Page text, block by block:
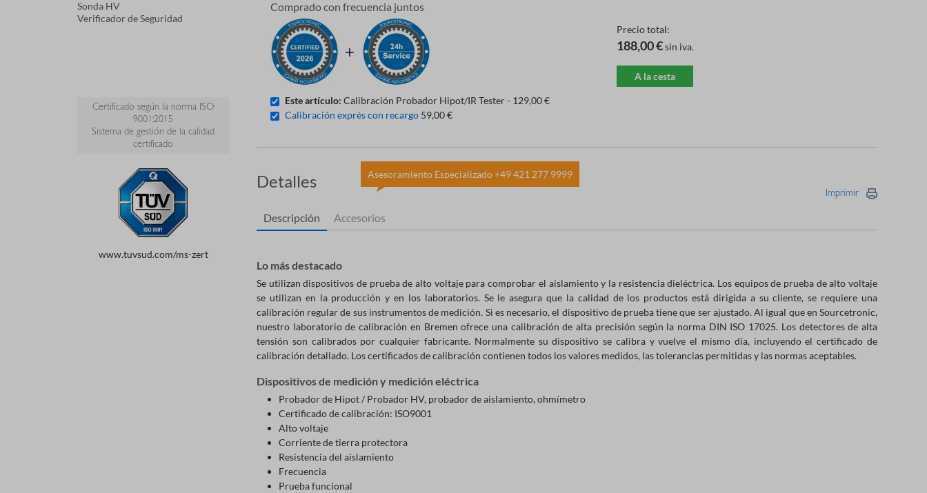
Sonda HV
Verificador de Seguridad
Certificado según la norma ISO
9001:2015
Sistema de gestión de la calidad
certificado
www.tuvsud.com/ms-zert
Comprado con frecuencia juntos
Precio total:
188,00 €sin iva.
A la cesta
Este artículo: Calibración Probador Hipot/IR Tester - 129,00 €
Calibración exprés con recargo 59,00 €
Detalles
Asesoramiento Especializado +49 421 277 9999
Imprimir
Descripción Accesorios
Lo más destacado
Se utilizan dispositivos de prueba de alto voltaje para comprobar el aislamientoy la resistencia dieléctrica. Los equipos de prueba de alto voltaje
se utilizan en la producción y en los laboratorios. Se le asegura que la calidad de los productos está dirigida a su cliente, se requiere una
calibración regular de sus instrumentos de medición. Si es necesario, el dispositivo de prueba tiene que ser ajustado. Al igual que en Sourcetronic,
nuestro laboratorio de calibración en Bremen ofrece una calibración de alta precisión según la norma DIN ISO 17025. Los detectores de alta
tensión son calibrados por cualquier fabricante. Normalmente su dispositivo se calibra y vuelve el mismo día, incluyendo el certificado de
calibración detallado. Los certificados de calibración contienen todos los valores medidos, las tolerancias permitidas y las normas aceptables.
Dispositivos de medición y medición eléctrica
Probador de Hipot / Probador HV, probador de aislamiento, ohmímetro
Certificado de calibración: ISO9001
Alto voltaje
Corriente de tierra protectora
Resistencia del aislamiento
Frecuencia
Prueba funcional